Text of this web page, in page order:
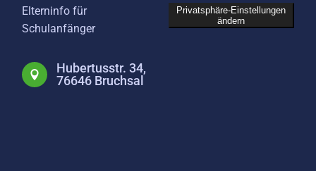
Elterninfo für
Schulanfänger
Hubertusstr. 34,
76646 Bruchsal
Privatsphäre-Einstellungen
ändern